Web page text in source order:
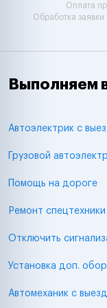
Оплата
Обработка заявки
Выполняем
Автоэлектрик с
Грузовой
Помощь на дороге
Ремонт
Отключить
Установка доп.
Автомеханик с